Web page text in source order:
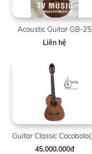
Acoustic Guitar GB-25
Liên hệ
45.000.000đ